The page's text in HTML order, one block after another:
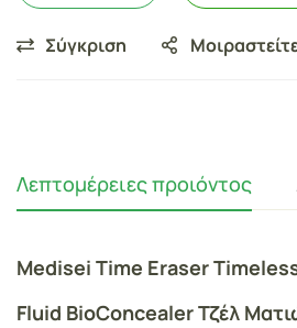
Σύγκριση
Λεπτομέρειες προιόντος
Medisei Time Eraser
Fluid BioConcealer Τζέλ